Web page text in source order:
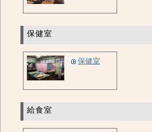
保健室
保健室
給食室